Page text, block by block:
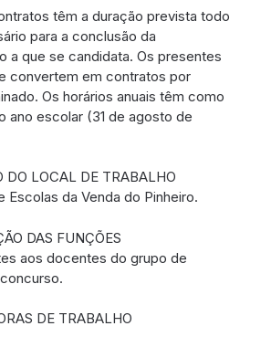
têm a duração prevista todo
para a conclusão da
a que se candidata. Os presentes
convertem em contratos por
Os horários anuais têm como
ano escolar (31 de agosto de
DO LOCAL DE TRABALHO
Escolas da Venda do Pinheiro.
DAS FUNÇÕES
aos docentes do grupo de
DE TRABALHO